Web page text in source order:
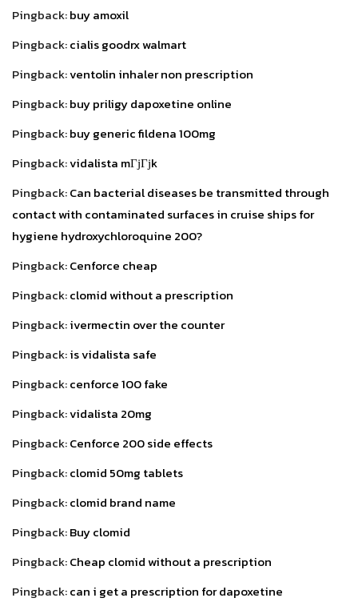
Pingback:buy amoxil
Pingback:cialis goodrx walmart
Pingback:ventolin inhaler non prescription
Pingback:buy priligy dapoxetine online
Pingback:buy generic fildena 100mg
Pingback:vidalista mГјГјk
Pingback:Can bacterial diseases be transmitted through
contact with contaminated surfaces in cruise ships for
hygiene hydroxychloroquine 200?
Pingback:Cenforce cheap
Pingback:clomid without a prescription
Pingback:ivermectin over the counter
Pingback:is vidalista safe
Pingback:cenforce 100 fake
Pingback:vidalista 20mg
Pingback:Cenforce 200 side effects
Pingback:clomid 50mg tablets
Pingback:clomid brand name
Pingback:Buy clomid
Pingback:Cheap clomid without a prescription
Pingback:can i get a prescription for dapoxetine